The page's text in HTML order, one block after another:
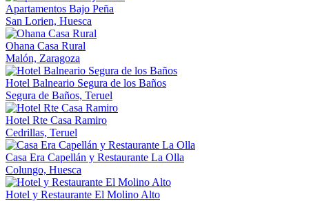
Apartamentos Bajo Peña
San Lorien, Huesca
Ohana Casa Rural
Malón, Zaragoza
Hotel Balneario Segura de los Baños
Segura de Baños, Teruel
Hotel Rte Casa Ramiro
Cedrillas, Teruel
Casa Era Capellán y Restaurante La Olla
Colungo, Huesca
Hotel y Restaurante El Molino Alto